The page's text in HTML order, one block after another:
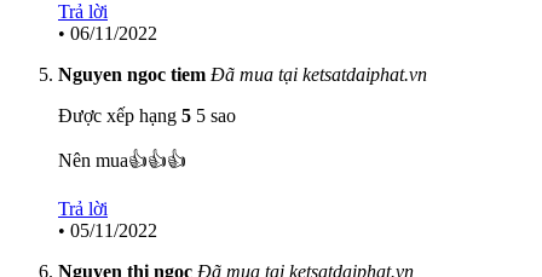
Trả lời
• 06/11/2022
Nguyen ngoc tiem Đã mua tại ketsatdaiphat.vn
Được xếp hạng 5 5 sao
Nên mua👍👍👍
Trả lời
• 05/11/2022
Nguyen thi ngọc Đã mua tại ketsatdaiphat.vn